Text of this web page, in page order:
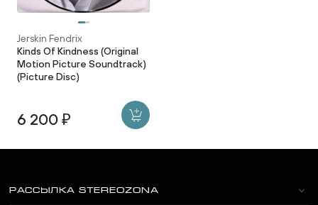
Jerskin Fendrix
Kinds Of Kindness (Original
Motion Picture Soundtrack)
(Picture Disc)
6 200 ₽
РАССЫЛКА STEREOZONA